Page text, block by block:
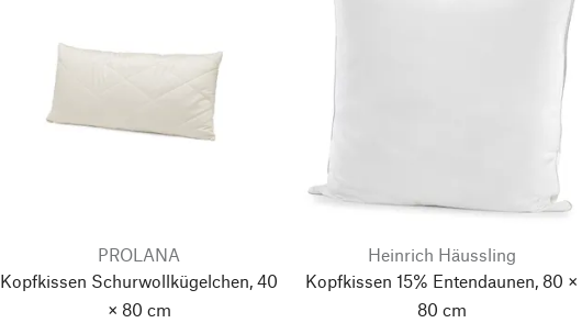
PROLANA
Kopfkissen Schurwollkügelchen, 40
× 80 cm
Heinrich Häussling
Kopfkissen 15% Entendaunen, 80 ×
80 cm